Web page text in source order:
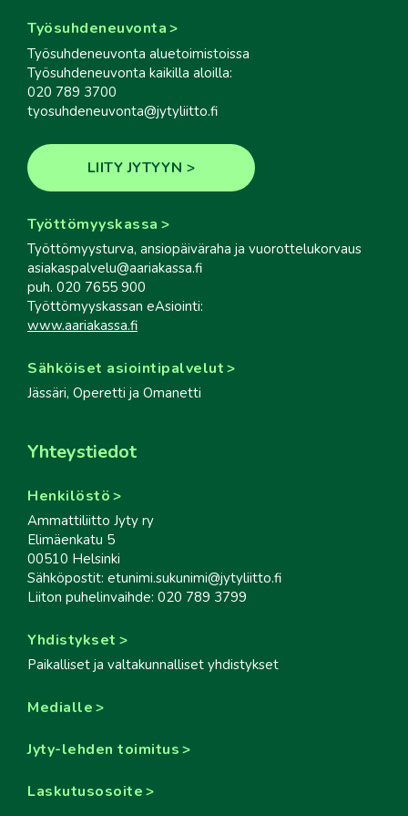
Työsuhdeneuvonta
Työsuhdeneuvonta aluetoimistoissa
Työsuhdeneuvonta kaikilla aloilla:
020 789 3700
tyosuhdeneuvonta@jytyliitto.fi
LIITY JYTYYN
Työttömyyskassa
Työttömyysturva, ansiopäiväraha ja vuorottelukorvaus
asiakaspalvelu@aariakassa.fi
puh. 020 7655 900
Työttömyyskassan eAsiointi:
www.aariakassa.fi
Sähköiset asiointipalvelut
Jässäri, Operetti ja Omanetti
Yhteystiedot
Henkilöstö
Ammattiliitto Jyty ry
Elimäenkatu 5
00510 Helsinki
Sähköpostit: etunimi.sukunimi@jytyliitto.fi
Liiton puhelinvaihde: 020 789 3799
Yhdistykset
Paikalliset ja valtakunnalliset yhdistykset
Medialle
Jyty-lehden toimitus
Laskutusosoite